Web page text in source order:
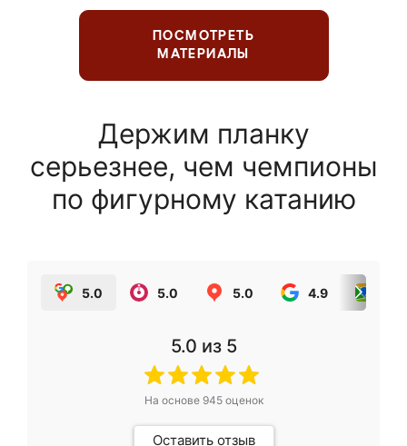
ПОСМОТРЕТЬ
МАТЕРИАЛЫ
Держим планку
серьезнее, чем чемпионы
по фигурному катанию
5.0 5.0 5.0 4.9
5.0 из 5
На основе 945оценок
Оставить отзыв